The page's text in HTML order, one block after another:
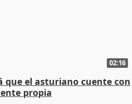
02:16
que el asturiano cuente con
propia